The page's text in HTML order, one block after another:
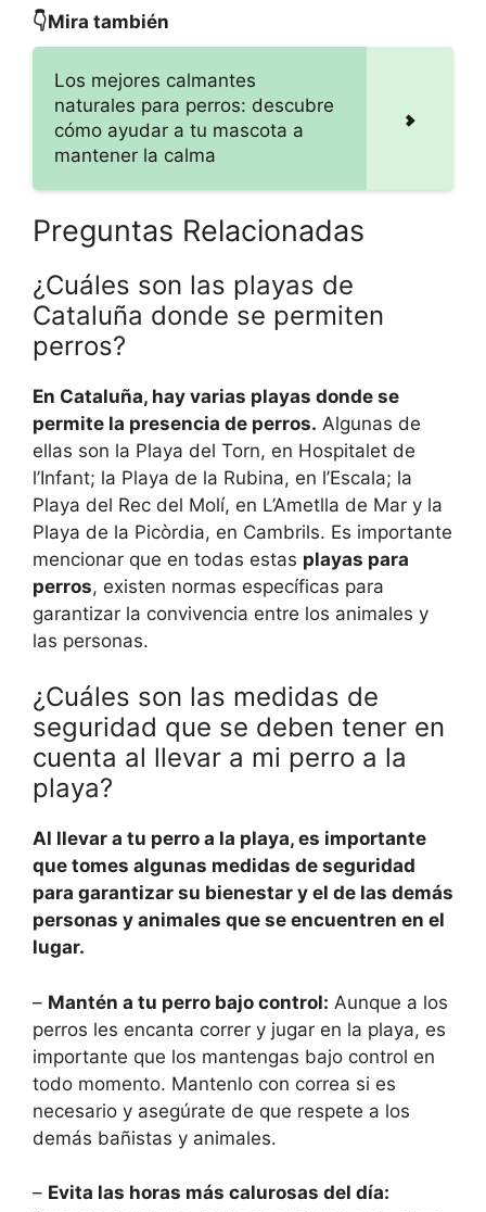
👇Mira también
Los mejores calmantes
naturales para perros: descubre
cómo ayudar a tu mascota a
mantener la calma
Preguntas Relacionadas
¿Cuáles son las playas de
Cataluña donde se permiten
perros?
En Cataluña, hay varias playas donde se
permite la presencia de perros. Algunas de
ellas son la Playa del Torn, en Hospitalet de
l’Infant; la Playa de la Rubina, en l’Escala; la
Playa del Rec del Molí, en L’Ametlla de Mar y la
Playa de la Picòrdia, en Cambrils. Es importante
mencionar que en todas estas playas para
perros, existen normas específicas para
garantizar la convivencia entre los animales y
las personas.
¿Cuáles son las medidas de
seguridad que se deben tener en
cuenta al llevar a mi perro a la
playa?
Al llevar a tu perro a la playa, es importante
que tomes algunas medidas de seguridad
para garantizar su bienestar y el de las demás
personas y animales que se encuentren en el
lugar.
– Mantén a tu perro bajo control: Aunque a los
perros les encanta correr y jugar en la playa, es
importante que los mantengas bajo control en
todo momento. Mantenlo con correa si es
necesario y asegúrate de que respete a los
demás bañistas y animales.
– Evita las horas más calurosas del día: